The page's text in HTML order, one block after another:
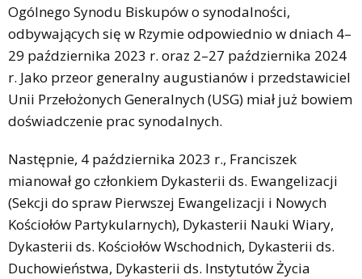
Ogólnego Synodu Biskupów o synodalności,
odbywających się w Rzymie odpowiednio w dniach 4–
29 października 2023 r. oraz 2–27 października 2024
r. Jako przeor generalny augustianów i przedstawiciel
Unii Przełożonych Generalnych (USG) miał już bowiem
doświadczenie prac synodalnych.
Następnie, 4 października 2023 r., Franciszek
mianował go członkiem Dykasterii ds. Ewangelizacji
(Sekcji do spraw Pierwszej Ewangelizacji i Nowych
Kościołów Partykularnych), Dykasterii Nauki Wiary,
Dykasterii ds. Kościołów Wschodnich, Dykasterii ds.
Duchowieństwa, Dykasterii ds. Instytutów Życia